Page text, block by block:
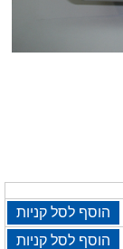
הוסף לסל קניות
הוסף לסל קניות